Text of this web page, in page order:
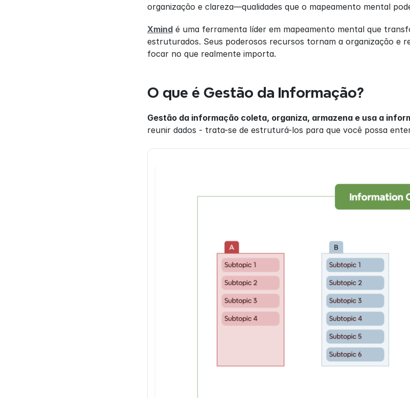
organização e clareza—qualidades que o mapeamento mental
Xmind é uma ferramenta líder em mapeamento mental que
estruturados. Seus poderosos recursos tornam a organização e
focar no que realmente importa.
O que é Gestão da Informação?
Gestão da informação coleta, organiza, armazena e usa a
reunir dados - trata-se de estruturá-los para que você possa